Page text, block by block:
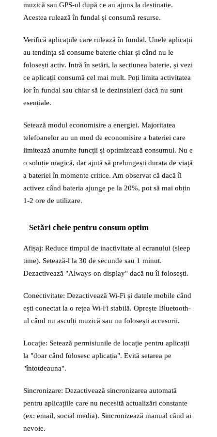
muzică sau GPS-ul după ce au ajuns la destinație.
Acestea rulează în fundal și consumă resurse.
Verifică aplicațiile care rulează în fundal. Unele aplicații
au tendința să consume baterie chiar și când nu le
folosești activ. Intră în setări, la secțiunea baterie, și vezi
ce aplicații consumă cel mai mult. Poți limita activitatea
lor în fundal sau chiar să le dezinstalezi dacă nu sunt
esențiale.
Setează modul economisire a energiei. Majoritatea
telefoanelor au un mod de economisire a bateriei care
limitează anumite funcții și optimizează consumul. Nu e
o soluție magică, dar ajută să prelungești durata de viață
a bateriei în momente critice. Am observat că dacă îl
activez când bateria ajunge pe la 20%, pot să mai obțin
1-2 ore de utilizare.
Setări cheie pentru consum optim
Afișaj: Reduce timpul de inactivitate al ecranului (sleep
time). Setează-l la 30 de secunde sau 1 minut.
Dezactivează "Always-on display" dacă nu îl folosești.
Conectivitate: Dezactivează Wi-Fi și datele mobile când
ești conectat la o rețea Wi-Fi stabilă. Oprește Bluetooth-
ul când nu asculți muzică sau nu folosești accesorii.
Locație: Setează permisiunile de locație pentru aplicații
la "doar când folosesc aplicația". Evită setarea pe
"întotdeauna".
Sincronizare: Dezactivează sincronizarea automată
pentru aplicațiile care nu necesită actualizări constante
(ex: email, social media). Sincronizează manual când ai
nevoie.